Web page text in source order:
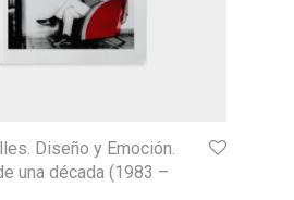
Diseño y Emoción.
una década (1983 –